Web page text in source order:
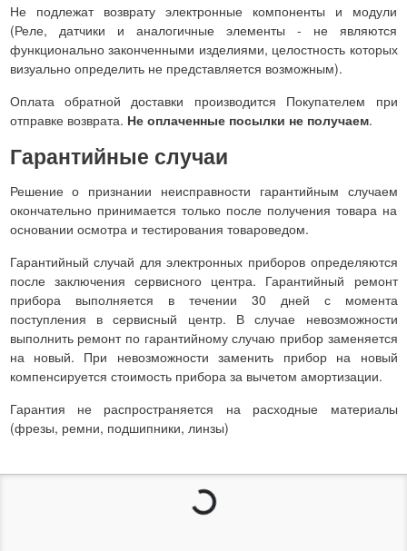
Не подлежат возврату электронные компоненты и модули
(Реле, датчики и аналогичные элементы - не являются
функционально законченными изделиями, целостность которых
визуально определить не представляется возможным).
Оплата обратной доставки производится Покупателем при
отправке возврата. Не оплаченные посылки не получаем.
Гарантийные случаи
Решение о признании неисправности гарантийным случаем
окончательно принимается только после получения товара на
основании осмотра и тестирования товароведом.
Гарантийный случай для электронных приборов определяются
после заключения сервисного центра. Гарантийный ремонт
прибора выполняется в течении 30 дней с момента
поступления в сервисный центр. В случае невозможности
выполнить ремонт по гарантийному случаю прибор заменяется
на новый. При невозможности заменить прибор на новый
компенсируется стоимость прибора за вычетом амортизации.
Гарантия не распространяется на расходные материалы
(фрезы, ремни, подшипники, линзы)
Загрузка...